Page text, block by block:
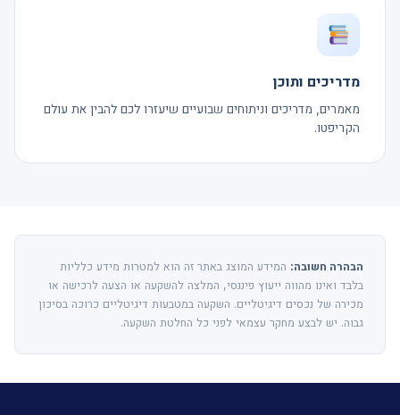
מדריכים ותוכן
מאמרים, מדריכים וניתוחים שבועיים שיעזרו לכם להבין את עולם
הקריפטו.
הבהרה חשובה: המידע המוצג באתר זה הוא למטרות מידע כלליות
בלבד ואינו מהווה ייעוץ פיננסי, המלצה להשקעה או הצעה לרכישה או
מכירה של נכסים דיגיטליים. השקעה במטבעות דיגיטליים כרוכה בסיכון
גבוה. יש לבצע מחקר עצמאי לפני כל החלטת השקעה.